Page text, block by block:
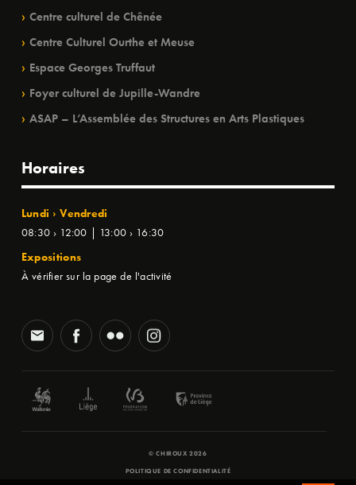
Centre culturel de Chênée
Centre Culturel Ourthe et Meuse
Espace Georges Truffaut
Foyer culturel de Jupille-Wandre
ASAP – L’Assemblée des Structures en Arts Plastiques
Horaires
Lundi › Vendredi
08:30 › 12:00 | 13:00 › 16:30
Expositions
À vérifier sur la page de l'activité
© CHIROUX 2026
POLITIQUE DE CONFIDENTIALITÉ